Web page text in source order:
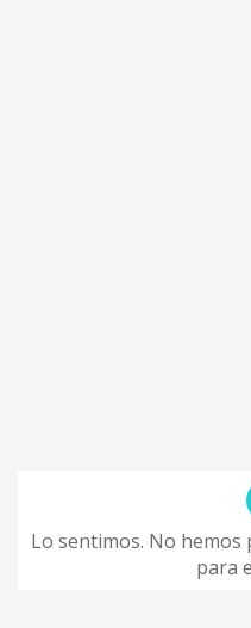
Lo sentimos. No
para